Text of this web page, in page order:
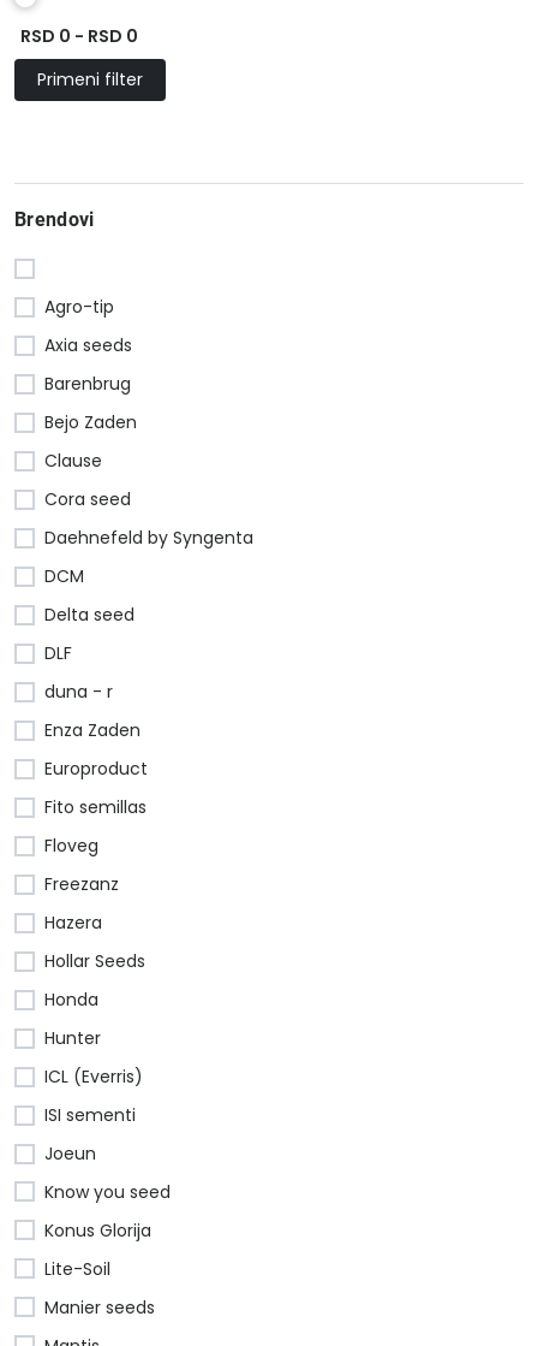
RSD 0 - RSD 0
Primeni filter
Brendovi
Agro-tip
Axia seeds
Barenbrug
Bejo Zaden
Clause
Cora seed
Daehnefeld by Syngenta
DCM
Delta seed
DLF
duna - r
Enza Zaden
Europroduct
Fito semillas
Floveg
Freezanz
Hazera
Hollar Seeds
Honda
Hunter
ICL (Everris)
ISI sementi
Joeun
Know you seed
Konus Glorija
Lite-Soil
Manier seeds